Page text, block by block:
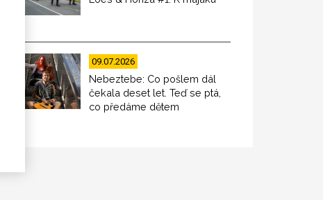
09.07.2026
Nebeztebe: Co pošlem dál
čekala deset let. Teď se ptá,
co předáme dětem